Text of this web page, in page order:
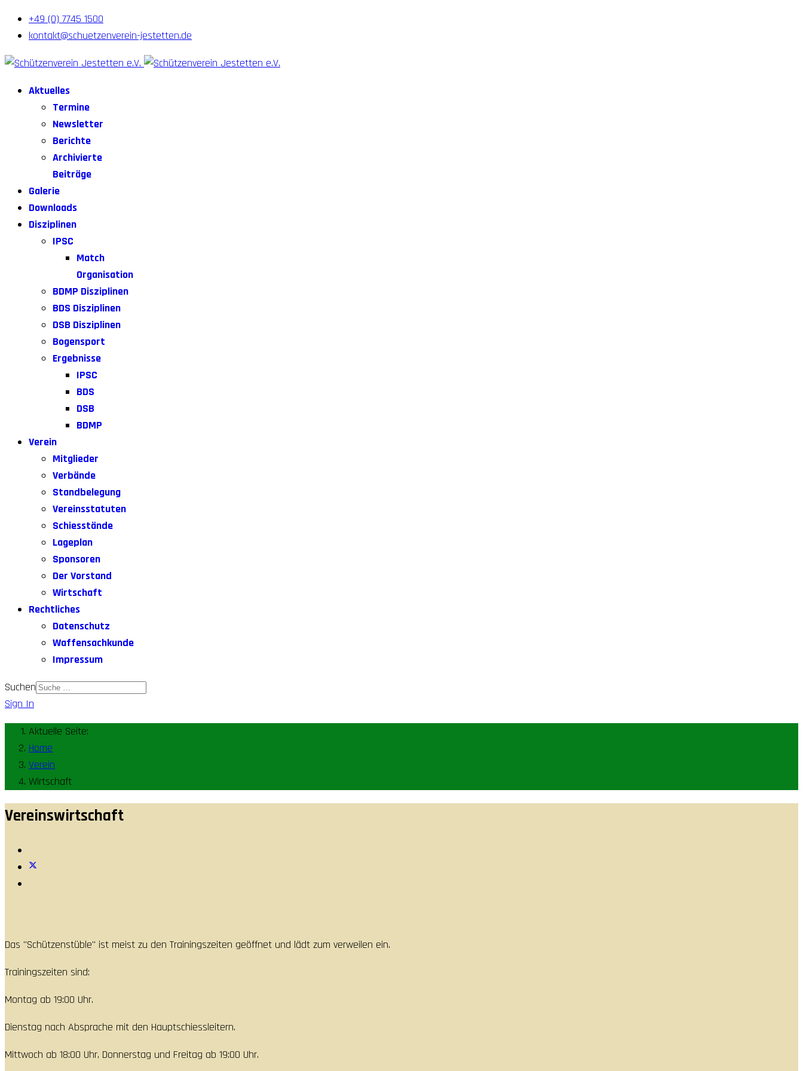
+49 (0) 7745 1500
kontakt@schuetzenverein-jestetten.de
Aktuelles
Termine
Newsletter
Berichte
Archivierte
Beiträge
Galerie
Downloads
Disziplinen
IPSC
Match
Organisation
BDMP Disziplinen
BDS Disziplinen
DSB Disziplinen
Bogensport
Ergebnisse
IPSC
BDS
DSB
BDMP
Verein
Mitglieder
Verbände
Standbelegung
Vereinsstatuten
Schiesstände
Lageplan
Sponsoren
Der Vorstand
Wirtschaft
Rechtliches
Datenschutz
Waffensachkunde
Impressum
Suchen
Sign In
Aktuelle Seite:
Home
Verein
Wirtschaft
Vereinswirtschaft
Das "Schützenstüble" ist meist zu den Trainingszeiten geöffnet und lädt zum verweilen ein.
Trainingszeiten sind:
Montag ab 19:00 Uhr.
Dienstag nach Absprache mit den Hauptschiessleitern.
Mittwoch ab 18:00 Uhr, Donnerstag und Freitag ab 19:00 Uhr.